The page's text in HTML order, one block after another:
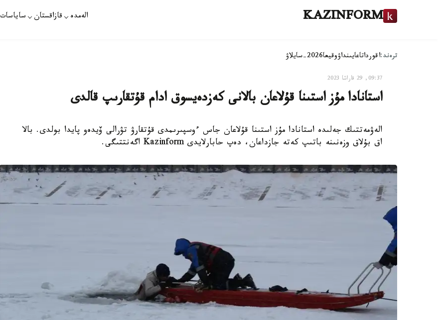
KAZINFORM الەمدە قازاقستان ساياسات
ترەند:اقورداتاعايىنداۋوقيعا2026-سايلاۋ
09:37, 29 قاراشا 2023
استانادا مۇز استىنا قۇلاعان بالانى كەزدەيسوق ادام قۇتقارىپ قالدى
الەۋمەتتىك جەلىدە استانادا مۇز استىنا قۇلاعان جاس ءوسپىرىمدى قۇتقارۋ تۋرالى ۆيدەو پايدا بولدى. بالا
اق بۇلاق وزەنىنە باتىپ كەتە جازداعان، دەپ حابارلايدى Kazinform اگەنتتىگى.